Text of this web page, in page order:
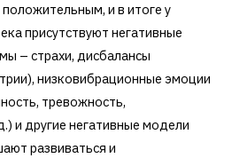
и в итоге у
присутствуют негативные
– страхи, дисбалансы
низковибрационные эмоции
тревожность,
и другие негативные модели
развиваться и